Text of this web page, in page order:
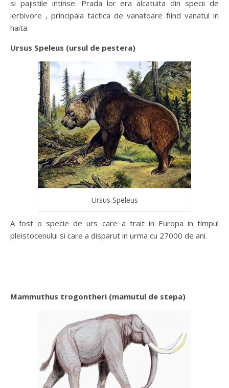
si pajistile intinse. Prada lor era alcatuita din specii de
ierbivore , principala tactica de vanatoare fiind vanatul in
haita.
Ursus Speleus (ursul de pestera)
Ursus Speleus
A fost o specie de urs care a trait in Europa in timpul
pleistocenului si care a disparut in urma cu 27000 de ani.
Mammuthus trogontheri (mamutul de stepa)